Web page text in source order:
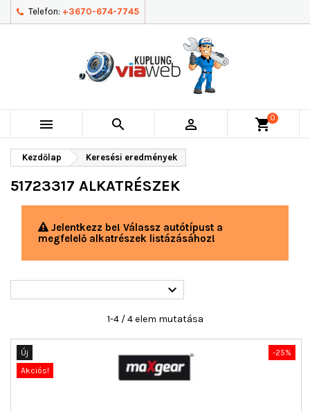
Telefon: +3670-674-7745
   shopping_cart0
Kezdőlap Keresési eredmények
51723317 ALKATRÉSZEK
Jelentkezz be! Válassz autótípust a
megfelelő alkatrészek listázásához!

1-4 / 4 elem mutatása
-25%
Új
Akciós!